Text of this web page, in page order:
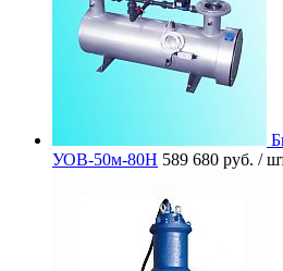
УОВ-50м-80Н 589 680 руб. /